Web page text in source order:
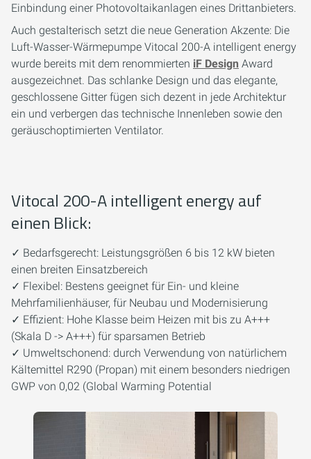
Einbindung einer Photovoltaikanlagen eines Drittanbieters.
Auch gestalterisch setzt die neue Generation Akzente: Die
Luft-Wasser-Wärmepumpe Vitocal 200-A intelligent energy
wurde bereits mit dem renommierten iF Design Award
ausgezeichnet. Das schlanke Design und das elegante,
geschlossene Gitter fügen sich dezent in jede Architektur
ein und verbergen das technische Innenleben sowie den
geräuschoptimierten Ventilator.
Vitocal 200-A intelligent energy auf
einen Blick:
✓ Bedarfsgerecht: Leistungsgrößen 6 bis 12 kW bieten
einen breiten Einsatzbereich
✓ Flexibel: Bestens geeignet für Ein- und kleine
Mehrfamilienhäuser, für Neubau und Modernisierung
✓ Effizient: Hohe Klasse beim Heizen mit bis zu A+++
(Skala D -> A+++) für sparsamen Betrieb
✓ Umweltschonend: durch Verwendung von natürlichem
Kältemittel R290 (Propan) mit einem besonders niedrigen
GWP von 0,02 (Global Warming Potential